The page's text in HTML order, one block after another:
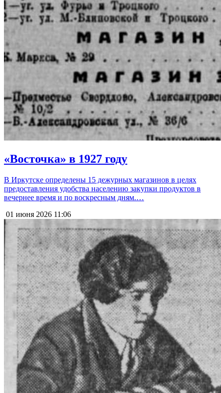
«Восточка» в 1927 году
В Иркутске определены 15 дежурных магазинов в целях
предоставления удобства населению закупки продуктов в
вечернее время и по воскресным дням.…
01 июня 2026 11:06